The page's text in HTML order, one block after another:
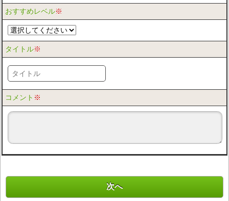
おすすめレベル※
タイトル※
コメント ※